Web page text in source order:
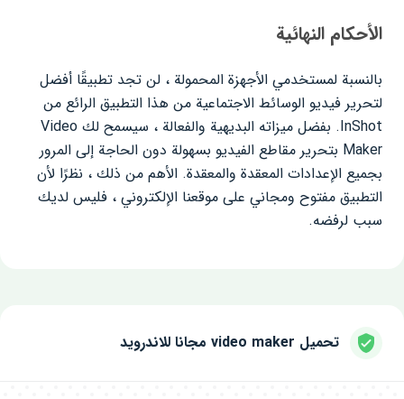
الأحكام النهائية
بالنسبة لمستخدمي الأجهزة المحمولة ، لن تجد تطبيقًا أفضل
لتحرير فيديو الوسائط الاجتماعية من هذا التطبيق الرائع من
InShot. بفضل ميزاته البديهية والفعالة ، سيسمح لك Video
Maker بتحرير مقاطع الفيديو بسهولة دون الحاجة إلى المرور
بجميع الإعدادات المعقدة والمعقدة. الأهم من ذلك ، نظرًا لأن
التطبيق مفتوح ومجاني على موقعنا الإلكتروني ، فليس لديك
سبب لرفضه.
تحميل video maker مجانا للاندرويد